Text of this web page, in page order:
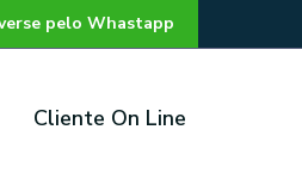
pelo Whastapp
Cliente On Line